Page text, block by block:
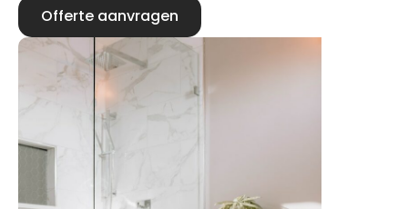
Offerte aanvragen